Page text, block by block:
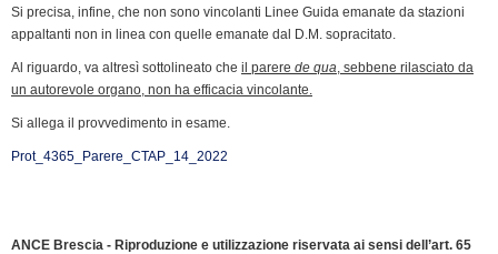
Si precisa, infine, che non sono vincolanti Linee Guida emanate da stazioni
appaltanti non in linea con quelle emanate dal D.M. sopracitato.
Al riguardo, va altresì sottolineato che il parere de qua, sebbene rilasciato da
un autorevole organo, non ha efficacia vincolante.
Si allega il provvedimento in esame.
Prot_4365_Parere_CTAP_14_2022
ANCE Brescia - Riproduzione e utilizzazione riservata ai sensi dell’art. 65